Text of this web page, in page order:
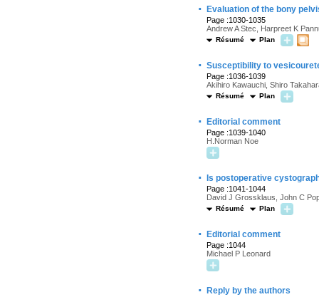
· Evaluation of the bony
Page :1030-1035
Andrew A Stec, Harpreet K
Résumé Plan
· Susceptibility to
Page :1036-1039
Akihiro Kawauchi, Shiro
Résumé Plan
· Editorial comment
Page :1039-1040
H.Norman Noe
· Is postoperative
Page :1041-1044
David J Grossklaus, John C
Résumé Plan
· Editorial comment
Page :1044
Michael P Leonard
· Reply by the authors